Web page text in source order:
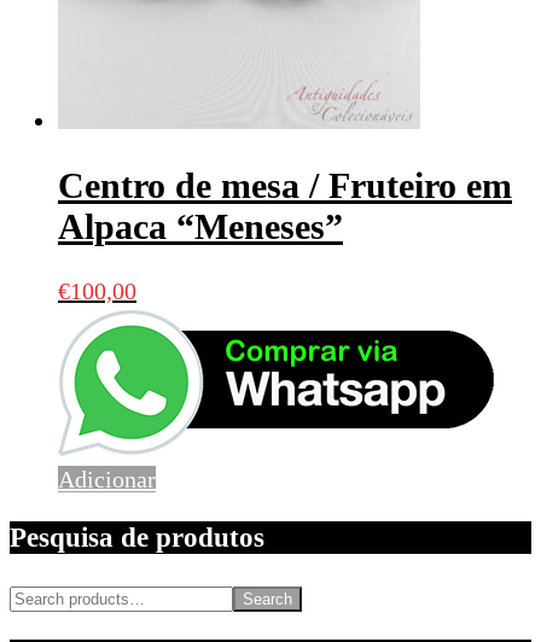
Centro de mesa / Fruteiro em
Alpaca “Meneses”
€100,00
Adicionar
Pesquisa de produtos
Search